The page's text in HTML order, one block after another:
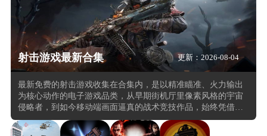
射击游戏最新合集 更新：2026-08-04
最新免费的射击游戏收集在合集内，是以精准瞄准、火力输出
为核心动作的电子游戏品类，从早期街机厅里像素风格的宇宙
侵略者，到如今移动端画面逼真的战术竞技作品，始终凭借直
接的操作反馈和紧张的对抗节奏占据游戏市场的重要席位。在
移动端领域，依托触控操作特性衍生出单指滑屏瞄准、重力感